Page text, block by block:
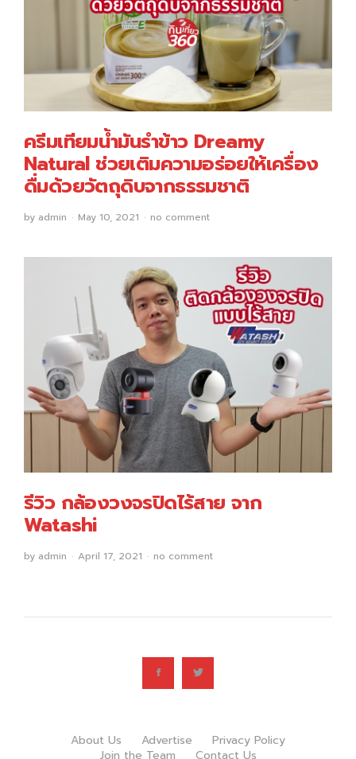
ครีมเทียมน้ำมันรำข้าว Dreamy
Natural ช่วยเติมความอร่อยให้เครื่อง
ดื่มด้วยวัตถุดิบจากธรรมชาติ
by admin May 10, 2021 no comment
รีวิว กล้องวงจรปิดไร้สาย จาก
Watashi
by admin April 17, 2021 no comment
About Us Advertise
Privacy Policy
Join the Team
Contact Us